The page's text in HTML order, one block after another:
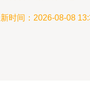
时间：2026-08-08